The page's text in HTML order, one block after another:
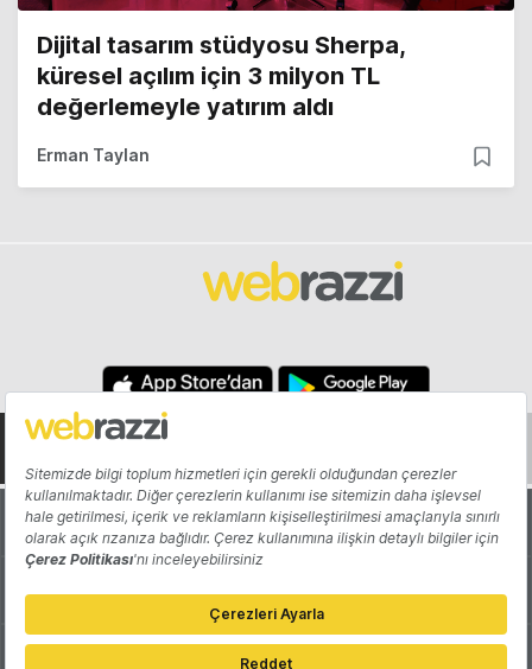
Dijital tasarım stüdyosu Sherpa,
küresel açılım için 3 milyon TL
değerlemeyle yatırım aldı
Erman Taylan
Hakkında Yazarlar
Katkıda Bulun Reklam